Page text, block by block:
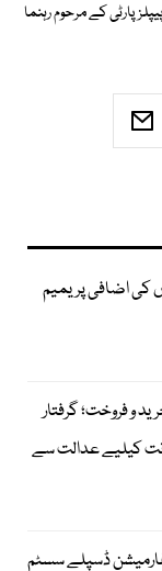
پیپلزپارٹی کے مرحوم رہنما
کی اضافی پریمیم
و فروخت؛ گرفتار
کیلیے عدالت سے
ڈسپلے سسٹم